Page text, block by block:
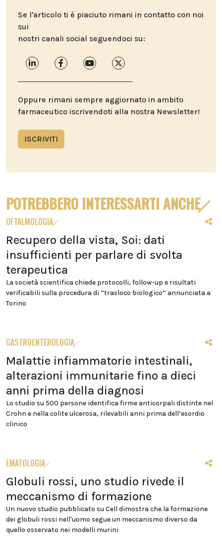
Se l'articolo ti è piaciuto rimani in contatto con noi
sui
nostri canali social seguendoci su:
Oppure rimani sempre aggiornato in ambito
farmaceutico iscrivendoti alla nostra Newsletter!
ISCRIVITI
POTREBBERO INTERESSARTI ANCHE
OFTALMOLOGIA
Recupero della vista, Soi: dati
insufficienti per parlare di svolta
terapeutica
La società scientifica chiede protocolli, follow-up e risultati
verificabili sulla procedura di “trasloco biologico” annunciata a
Torino
GASTROENTEROLOGIA
Malattie infiammatorie intestinali,
alterazioni immunitarie fino a dieci
anni prima della diagnosi
Lo studio su 500 persone identifica firme anticorpali distinte nel
Crohn e nella colite ulcerosa, rilevabili anni prima dell’esordio
clinico
EMATOLOGIA
Globuli rossi, uno studio rivede il
meccanismo di formazione
Un nuovo studio pubblicato su Cell dimostra che la formazione
dei globuli rossi nell'uomo segue un meccanismo diverso da
quello osservato nei modelli murini